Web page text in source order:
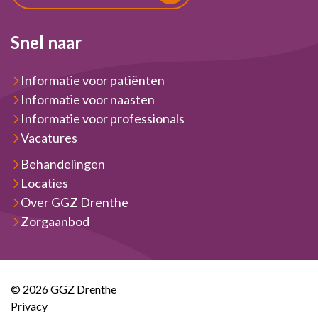
Snel naar
Informatie voor patiënten
Informatie voor naasten
Informatie voor professionals
Vacatures
Behandelingen
Locaties
Over GGZ Drenthe
Zorgaanbod
© 2026 GGZ Drenthe
Privacy